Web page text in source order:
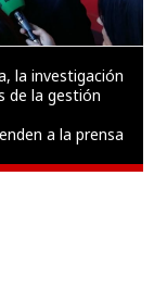
la investigación
de la gestión
a la prensa